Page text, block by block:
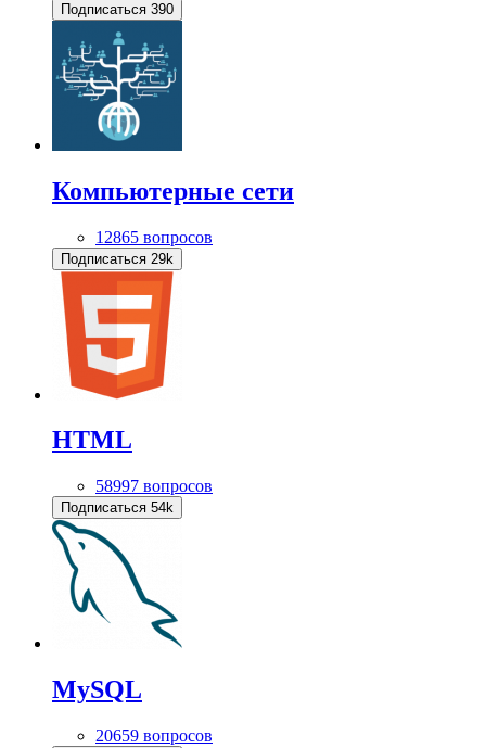
Подписаться 390
Компьютерные сети
12865 вопросов
Подписаться 29k
HTML
58997 вопросов
Подписаться 54k
MySQL
20659 вопросов